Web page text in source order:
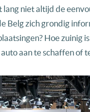
niet altijd de
Belg zich grondig
Hoe zuinig
aan te schaffen